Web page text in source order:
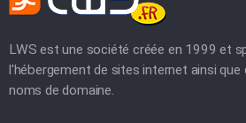
LWS est une société créée en 1999 et
l'hébergement de sites internet ainsi que
noms de domaine.